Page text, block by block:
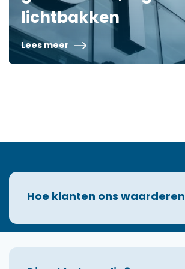
lichtbakken
Lees meer
Hoe klanten ons waarderen